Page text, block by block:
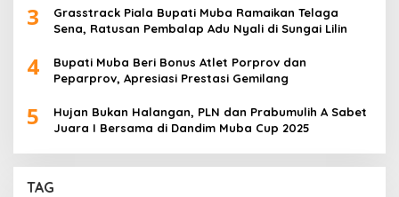
3
Grasstrack Piala Bupati Muba Ramaikan Telaga
Sena, Ratusan Pembalap Adu Nyali di Sungai Lilin
4
Bupati Muba Beri Bonus Atlet Porprov dan
Peparprov, Apresiasi Prestasi Gemilang
5
Hujan Bukan Halangan, PLN dan Prabumulih A Sabet
Juara I Bersama di Dandim Muba Cup 2025
TAG